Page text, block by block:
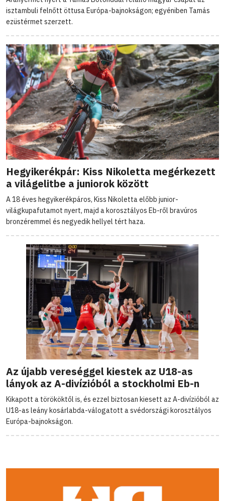
isztambuli felnőtt öttusa Európa-bajnokságon; egyéniben Tamás
ezüstérmet szerzett.
Hegyikerékpár: Kiss Nikoletta megérkezett
a világelitbe a juniorok között
A 18 éves hegyikerékpáros, Kiss Nikoletta előbb junior-
világkupafutamot nyert, majd a korosztályos Eb-ről bravúros
bronzéremmel és negyedik hellyel tért haza.
Az újabb vereséggel kiestek az U18-as
lányok az A-divízióból a stockholmi Eb-n
Kikapott a törököktől is, és ezzel biztosan kiesett az A-divízióból az
U18-as leány kosárlabda-válogatott a svédországi korosztályos
Európa-bajnokságon.